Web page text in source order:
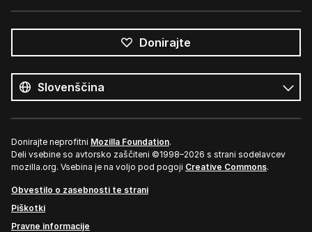
Donirajte
jeziki
Jezik
Donirajte neprofitni Mozilla Foundation.
Deli vsebine so avtorsko zaščiteni ©1998–2026 s strani sodelavcev
mozilla.org. Vsebina je na voljo pod pogoji Creative Commons.
Obvestilo o zasebnosti te strani
Piškotki
Pravne informacije